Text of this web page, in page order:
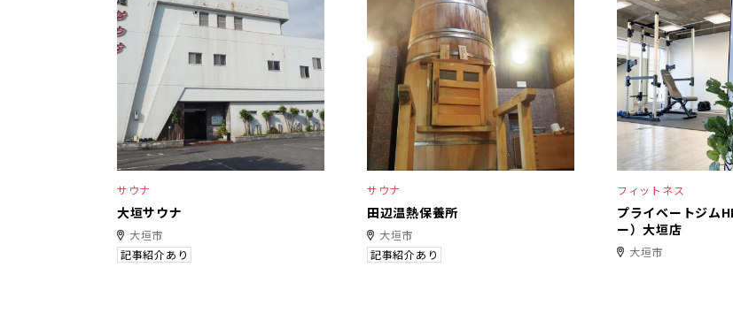
サウナ
大垣サウナ
大垣市
記事紹介あり
サウナ
田辺温熱保養所
大垣市
記事紹介あり
フィットネス
プライベートジム
ー）大垣店
大垣市